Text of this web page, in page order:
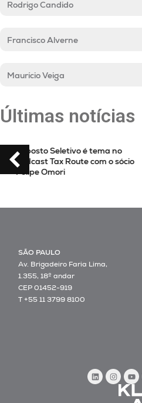
Rodrigo Candido
Francisco Alverne
Maurício Veiga
Últimas notícias
Imposto Seletivo é tema no
podcast Tax Route com o sócio
Felipe Omori
SÃO PAULO
Av. Brigadeiro Faria Lima,
1.355, 18º andar
CEP 01452-919
T +55 11 3799 8100